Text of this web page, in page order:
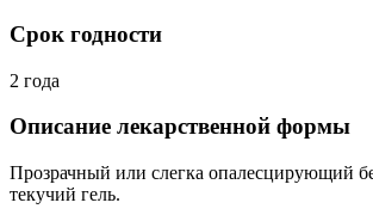
Срок годности
2 года
Описание лекарственной формы
Прозрачный или слегка опалесцирующий
текучий гель.